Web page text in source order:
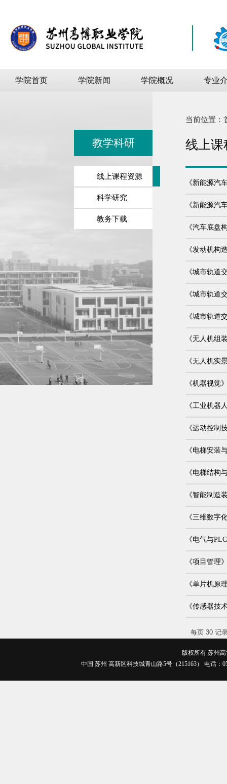
学院首页 学院新闻 学院概况 专业
教学科研
线上课程资源
科学研究
教务下载
当前位置：
线上课
《新能源汽
《新能源汽
《汽车底盘
《发动机构
《城市轨道
《城市轨道
《城市轨道
《无人机组
《无人机实
《机器视觉
《工业机器
《运动控制
《电梯安装
《电梯结构
《智能制造
《三维数字
《电气与
《项目管理
《单片机原
《传感器技
每页 30记
版权所有 苏州高
中国 苏州 高新区科技城青山路5号（215163） 电话：